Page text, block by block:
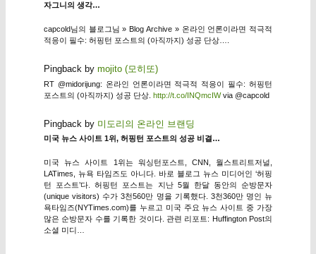
자그니의 생각…
capcold님의 블로그님 » Blog Archive » 온라인 언론이라면 적극적
적응이 필수: 허핑턴 포스트의 (아직까지) 성공 단상….
Pingback by mojito (모히또)
RT @midorijung: 온라인 언론이라면 적극적 적응이 필수: 허핑턴
포스트의 (아직까지) 성공 단상. http://t.co/INQmcIWvia @capcold
Pingback by 미도리의 온라인 브랜딩
미국 뉴스 사이트 1위, 허핑턴 포스트의 성공 비결…
미국 뉴스 사이트 1위는 워싱턴포스트, CNN, 월스트리트저널,
LATimes, 뉴욕 타임즈도 아니다. 바로 블로그 뉴스 미디어인 ‘허핑
턴 포스트’다. 허핑턴 포스트는 지난 5월 한달 동안의 순방문자
(unique visitors) 수가 3천560만 명을 기록했다. 3천360만 명인 뉴
욕타임즈(NYTimes.com)를 누르고 미국 주요 뉴스 사이트 중 가장
많은 순방문자 수를 기록한 것이다. 관련 리포트: Huffington Post의
소셜 미디…